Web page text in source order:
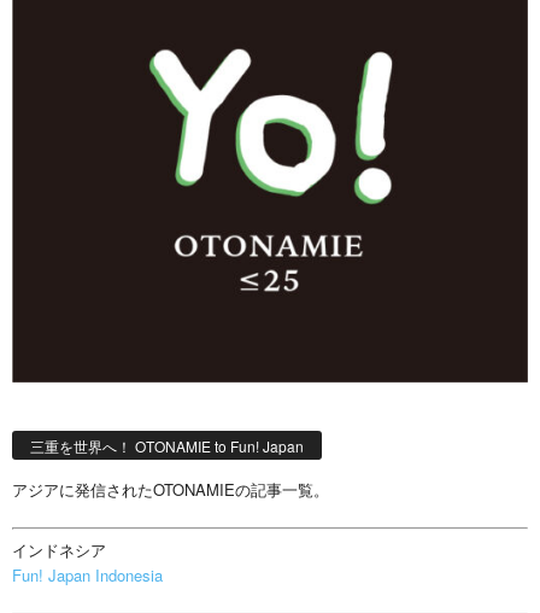
三重を世界へ！ OTONAMIE to Fun! Japan
アジアに発信されたOTONAMIEの記事一覧。
インドネシア
Fun! Japan Indonesia